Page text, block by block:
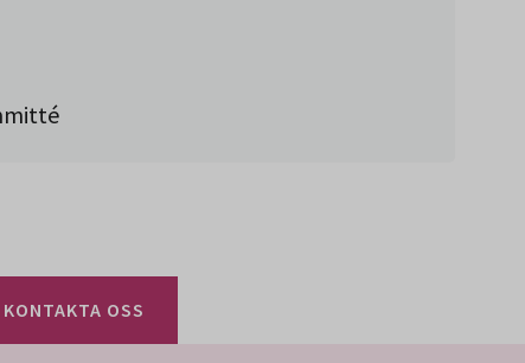
KONTAKTA OSS